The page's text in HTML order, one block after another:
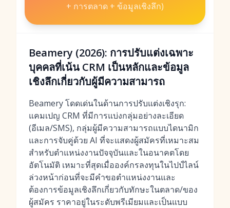
+ การตลาด + ข้อมูลเชิงลึก)
Beamery (2026): การปรับแต่งเฉพาะ
บุคคลที่เน้น CRM เป็นหลักและข้อมูล
เชิงลึกเกี่ยวกับผู้มีความสามารถ
Beamery โดดเด่นในด้านการปรับแต่งเชิงรุก:
แคมเปญ CRM ที่มีการแบ่งกลุ่มอย่างละเอียด
(อีเมล/SMS), กลุ่มผู้มีความสามารถแบบไดนามิก
และการจับคู่ด้วย AI ที่จะแสดงผู้สมัครที่เหมาะสม
สำหรับตำแหน่งงานปัจจุบันและในอนาคตโดย
อัตโนมัติ เหมาะที่สุดเมื่อองค์กรลงทุนในไปป์ไลน์
ล่วงหน้าก่อนที่จะมีคำขอตำแหน่งงานและ
ต้องการข้อมูลเชิงลึกเกี่ยวกับทักษะในตลาด/ของ
ผู้สมัคร ราคาอยู่ในระดับพรีเมียมและเป็นแบบ